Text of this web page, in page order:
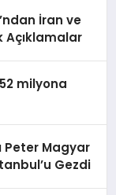
İran ve
Açıklamalar
milyona
Peter Magyar
Gezdi